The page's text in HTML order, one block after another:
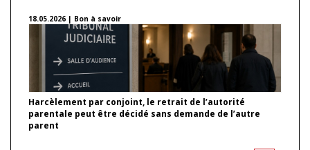
18.05.2026 | Bon à savoir
Harcèlement par conjoint, le retrait de l’autorité
parentale peut être décidé sans demande de l’autre
parent